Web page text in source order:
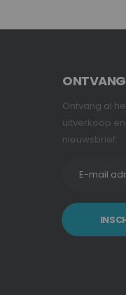
ONTVANG
Ontvang al
uitverkoop
nieuwsbrief: